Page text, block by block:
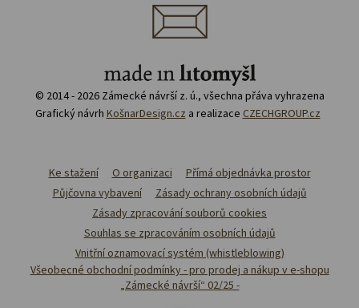
© 2014 - 2026 Zámecké návrší z. ú., všechna přáva vyhrazena
Grafický návrh KošnarDesign.cz a realizace CZECHGROUP.cz
Ke stažení O organizaci
Přímá objednávka prostor
Půjčovna vybavení
Zásady ochrany osobních údajů
Zásady zpracování souborů cookies
Souhlas se zpracováním osobních údajů
Vnitřní oznamovací systém (whistleblowing)
Všeobecné obchodní podmínky - pro prodej a nákup v e-shopu
„Zámecké návrší“ 02/25 -